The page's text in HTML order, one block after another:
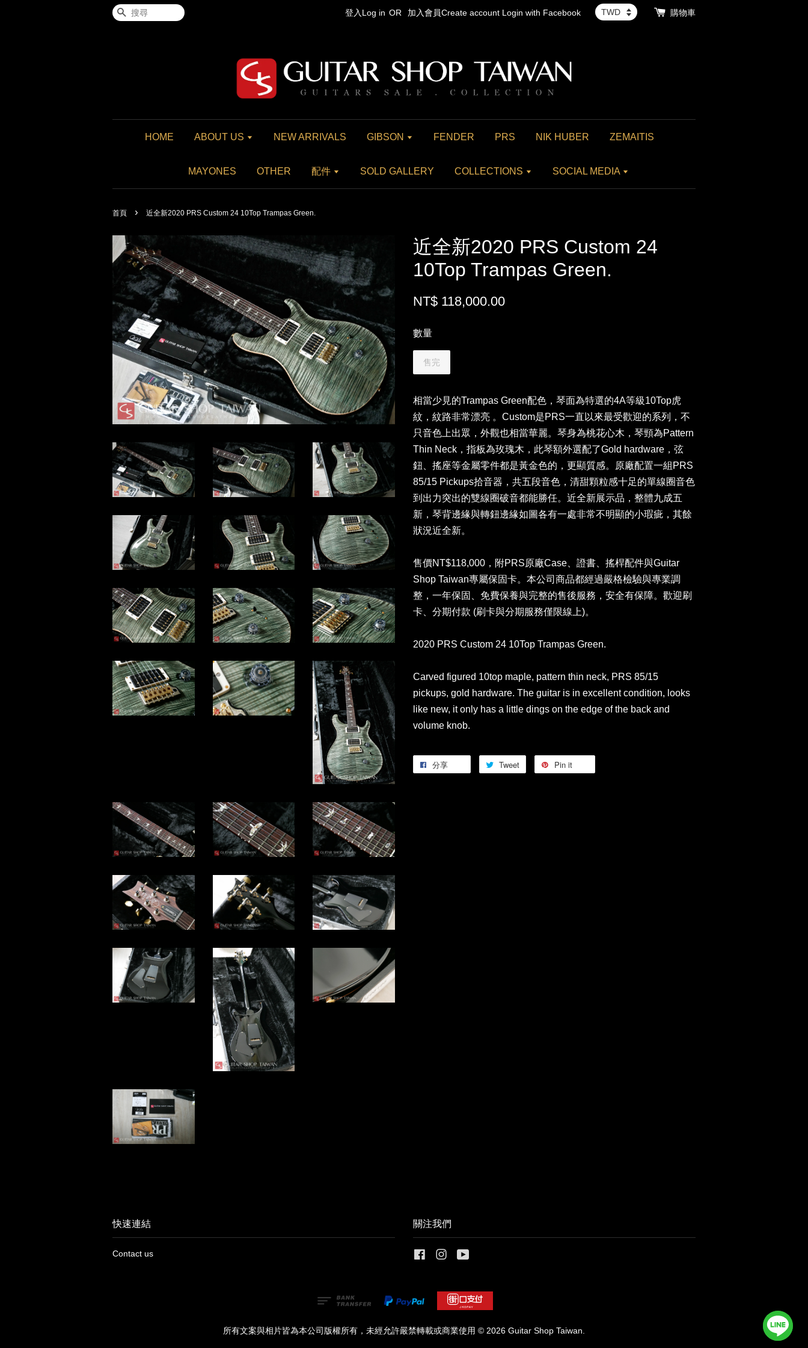
搜尋 登入Log in OR 加入會員Create account Login with Facebook 購物車
HOME ABOUT US NEW ARRIVALS GIBSON FENDER PRS NIK HUBER ZEMAITIS
MAYONES OTHER 配件 SOLD GALLERY COLLECTIONS SOCIAL MEDIA
首頁 › 近全新2020 PRS Custom 24 10Top Trampas Green.
近全新2020 PRS Custom 24
10Top Trampas Green.
NT$ 118,000.00
數量
售完
相當少見的Trampas Green配色，琴面為特選的4A等級10Top虎
紋，紋路非常漂亮 。Custom是PRS一直以來最受歡迎的系列，不
只音色上出眾，外觀也相當華麗。琴身為桃花心木，琴頸為Pattern
Thin Neck，指板為玫瑰木，此琴額外選配了Gold hardware，弦
鈕、搖座等金屬零件都是黃金色的，更顯質感。原廠配置一組PRS
85/15 Pickups拾音器，共五段音色，清甜顆粒感十足的單線圈音色
到出力突出的雙線圈破音都能勝任。近全新展示品，整體九成五
新，琴背邊緣與轉鈕邊緣如圖各有一處非常不明顯的小瑕疵，其餘
狀況近全新。
售價NT$118,000，附PRS原廠Case、證書、搖桿配件與Guitar
Shop Taiwan專屬保固卡。本公司商品都經過嚴格檢驗與專業調
整，一年保固、免費保養與完整的售後服務，安全有保障。歡迎刷
卡、分期付款 (刷卡與分期服務僅限線上)。
2020 PRS Custom 24 10Top Trampas Green.
Carved figured 10top maple, pattern thin neck, PRS 85/15
pickups, gold hardware. The guitar is in excellent condition, looks
like new, it only has a little dings on the edge of the back and
volume knob.
分享 Tweet Pin it
快速連結
Contact us
關注我們
FacebookInstagram
所有文案與相片皆為本公司版權所有，未經允許嚴禁轉載或商業使用 © 2026 Guitar Shop Taiwan.